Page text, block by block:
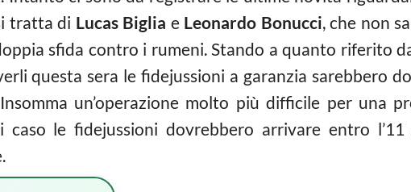
tratta di Lucas Biglia e Leonardo Bonucci, che non
sfida contro i rumeni. Stando a quanto riferito
questa sera le fidejussioni a garanzia sarebbero
un’operazione molto più difficile per una
caso le fidejussioni dovrebbero arrivare entro